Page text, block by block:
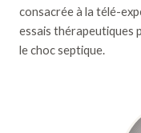
consacrée à la télé-
essais thérapeutiques
le choc septique.